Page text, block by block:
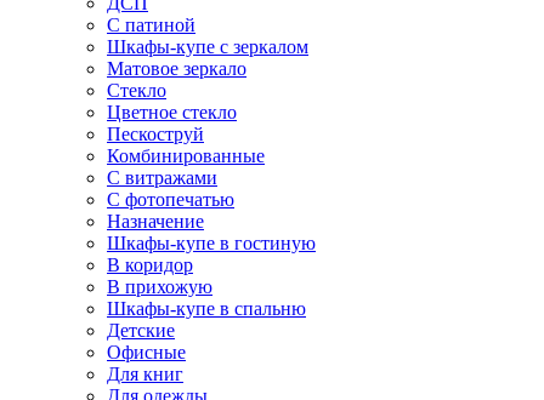
С патиной
Шкафы-купе с зеркалом
Матовое зеркало
Стекло
Цветное стекло
Пескоструй
Комбинированные
С витражами
С фотопечатью
Назначение
Шкафы-купе в гостиную
В коридор
В прихожую
Шкафы-купе в спальню
Детские
Офисные
Для книг
Для одежды